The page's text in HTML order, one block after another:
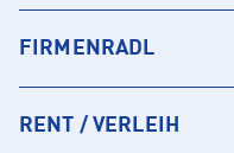
FIRMENRADL
RENT / VERLEIH